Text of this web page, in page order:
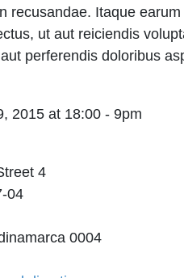
recusandae. Itaque
ut aut reiciendis
perferendis doloribus
2015 at 18:00 - 9pm
4
04
0004